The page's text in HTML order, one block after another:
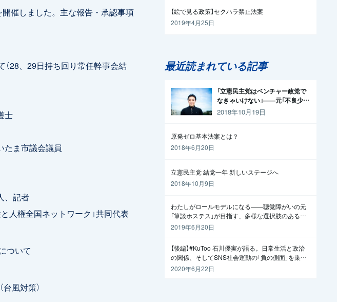
催しました。主な報告・承認事項
28、29日持ち回り常任幹事会結
士
たま市議会議員
、記者
人権全国ネットワーク」共同代表
ついて
風対策）
【絵で見る政策】セクハラ禁止法案
2019年4月25日
最近読まれている記事
「立憲民主党はベンチャー政党で
なきゃいけない」——元「不良少
年」の起業家が政治家になった理
2018年10月19日
原発ゼロ基本法案とは？
2018年6月20日
立憲民主党 結党一年 新しいステージへ
2018年10月9日
わたしがロールモデルになる——聴覚障がいの元
「筆談ホステス」が目指す、多様な選択肢のある社
会
2019年6月20日
【後編】#KuToo 石川優実が語る。日常生活と政治
の関係、そしてSNS社会運動の「負の側面」を乗り
越えるには
2020年6月22日